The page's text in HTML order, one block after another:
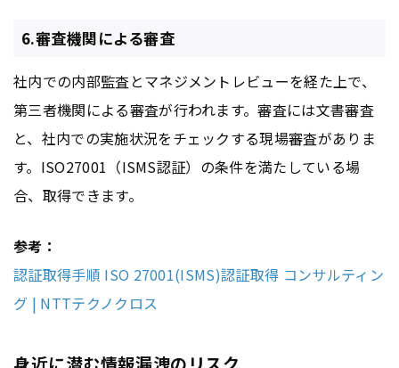
6.審査機関による審査
社内での内部監査とマネジメントレビューを経た上で、
第三者機関による審査が行われます。審査には文書審査
と、社内での実施状況をチェックする現場審査がありま
す。ISO27001（ISMS認証）の条件を満たしている場
合、取得できます。
参考：
認証取得手順 ISO 27001(ISMS)認証取得 コンサルティン
グ | NTTテクノクロス